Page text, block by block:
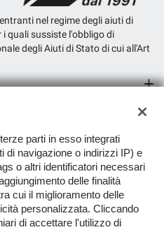
nel regime degli aiuti di
i quali sussiste l'obbligo di
degli Aiuti di Stato di cui all'Art
TORNA IN CIMA
parti in esso integrati
di navigazione o indirizzi IP) e
o altri identificatori necessari
delle finalità
cui il miglioramento delle
personalizzata. Cliccando
di accettare l'utilizzo di